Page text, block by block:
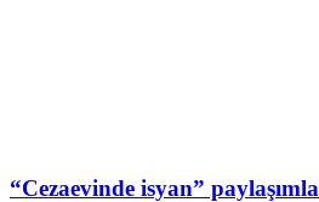
“Cezaevinde isyan”